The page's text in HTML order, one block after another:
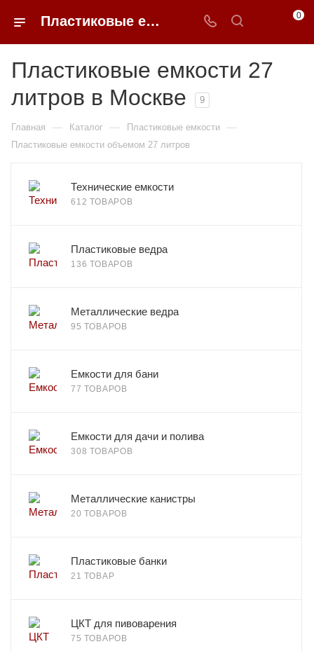
Пластиковые емкости 27 литров в Москве 0
Пластиковые емкости 27
литров в Москве
9
Главная — Каталог — Пластиковые емкости —
Пластиковые емкости объемом 27 литров
Технические емкости
612 ТОВАРОВ
Пластиковые ведра
136 ТОВАРОВ
Металлические ведра
95 ТОВАРОВ
Емкости для бани
77 ТОВАРОВ
Емкости для дачи и полива
308 ТОВАРОВ
Металлические канистры
20 ТОВАРОВ
Пластиковые банки
21 ТОВАР
ЦКТ для пивоварения
75 ТОВАРОВ